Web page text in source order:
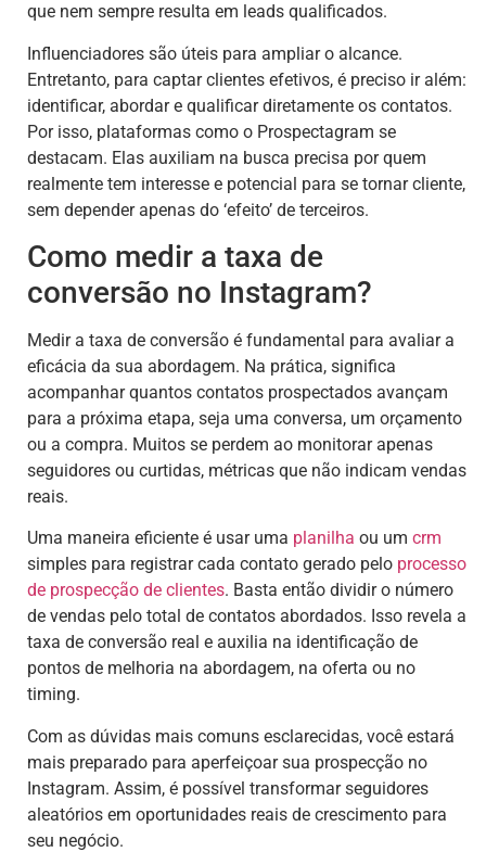
que nem sempre resulta em leads qualificados.
Influenciadores são úteis para ampliar o alcance.
Entretanto, para captar clientes efetivos, é preciso ir além:
identificar, abordar e qualificar diretamente os contatos.
Por isso, plataformas como o Prospectagram se
destacam. Elas auxiliam na busca precisa por quem
realmente tem interesse e potencial para se tornar cliente,
sem depender apenas do ‘efeito’ de terceiros.
Como medir a taxa de
conversão no Instagram?
Medir a taxa de conversão é fundamental para avaliar a
eficácia da sua abordagem. Na prática, significa
acompanhar quantos contatos prospectados avançam
para a próxima etapa, seja uma conversa, um orçamento
ou a compra. Muitos se perdem ao monitorar apenas
seguidores ou curtidas, métricas que não indicam vendas
reais.
Uma maneira eficiente é usar uma planilha ou um crm
simples para registrar cada contato gerado pelo processo
de prospecção de clientes. Basta então dividir o número
de vendas pelo total de contatos abordados. Isso revela a
taxa de conversão real e auxilia na identificação de
pontos de melhoria na abordagem, na oferta ou no
timing.
Com as dúvidas mais comuns esclarecidas, você estará
mais preparado para aperfeiçoar sua prospecção no
Instagram. Assim, é possível transformar seguidores
aleatórios em oportunidades reais de crescimento para
seu negócio.